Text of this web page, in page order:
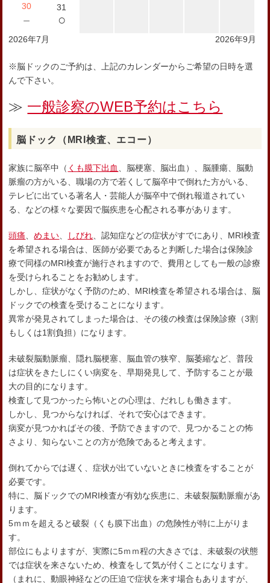
30
－
31
○
2026年7月 2026年9月
※脳ドックのご予約は、上記のカレンダーからご希望の日時を選
んで下さい。
≫ 一般診察のWEB予約はこちら
脳ドック（MRI検査、エコー）
家族に脳卒中（ くも膜下出血
、脳梗塞、脳出血）、脳腫瘍、脳動
脈瘤の方がいる、職場の方で若くして脳卒中で倒れた方がいる、
テレビに出ている著名人・芸能人が脳卒中で倒れ報道されてい
る、などの様々な要因で脳疾患を心配される事があります。
頭痛 、めまい しびれ 、認知症などの症状がすでにあり、MRI検査
を希望される場合は、医師が必要であると判断した場合は保険診
療で同様のMRI検査が施行されますので、費用としても一般の診療
を受けられることをお勧めします。
しかし、症状がなく予防のため、MRI検査を希望される場合は、脳
ドックでの検査を受けることになります。
異常が発見されてしまった場合は、その後の検査は保険診療（3割
もしくは1割負担）になります。
未破裂脳動脈瘤、隠れ脳梗塞、脳血管の狭窄、脳萎縮など、普段
は症状をきたしにくい病変を、早期発見して、予防することが最
大の目的になります。
検査して見つかったら怖いとの心理は、だれしも働きます。
しかし、見つからなければ、それで安心はできます。
病変が見つかればその後、予防できますので、見つかることの怖
さより、知らないことの方が危険であると考えます。
倒れてからでは遅く、症状が出ていないときに検査をすることが
必要です。
特に、脳ドックでのMRI検査が有効な疾患に、未破裂脳動脈瘤があ
ります。
5ｍｍを超えると破裂（くも膜下出血）の危険性が特に上がりま
す。
部位にもよりますが、実際に5ｍｍ程の大きさでは、未破裂の状態
では症状を来さないため、検査をして気が付くことになります。
（まれに、動眼神経などの圧迫で症状を来す場合もありますが、